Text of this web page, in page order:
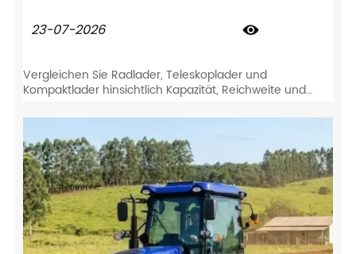
23-07-2026

Vergleichen Sie Radlader, Teleskoplader und
Kompaktlader hinsichtlich Kapazität, Reichweite und
Anforderungen Ihrer Baustelle.